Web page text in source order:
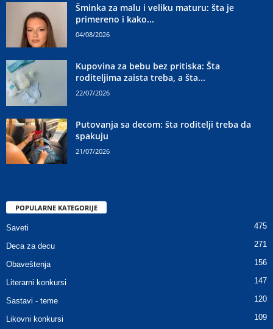
Šminka za malu i veliku maturu: šta je
primereno i kako...
04/08/2026
Kupovina za bebu bez pritiska: Šta
roditeljima zaista treba, a šta...
22/07/2026
Putovanja sa decom: šta roditelji treba da
spakuju
21/07/2026
POPULARNE KATEGORIJE
Saveti 475
Deca za decu 271
Obaveštenja 156
Literarni konkursi 147
Sastavi - teme 120
Likovni konkursi 109